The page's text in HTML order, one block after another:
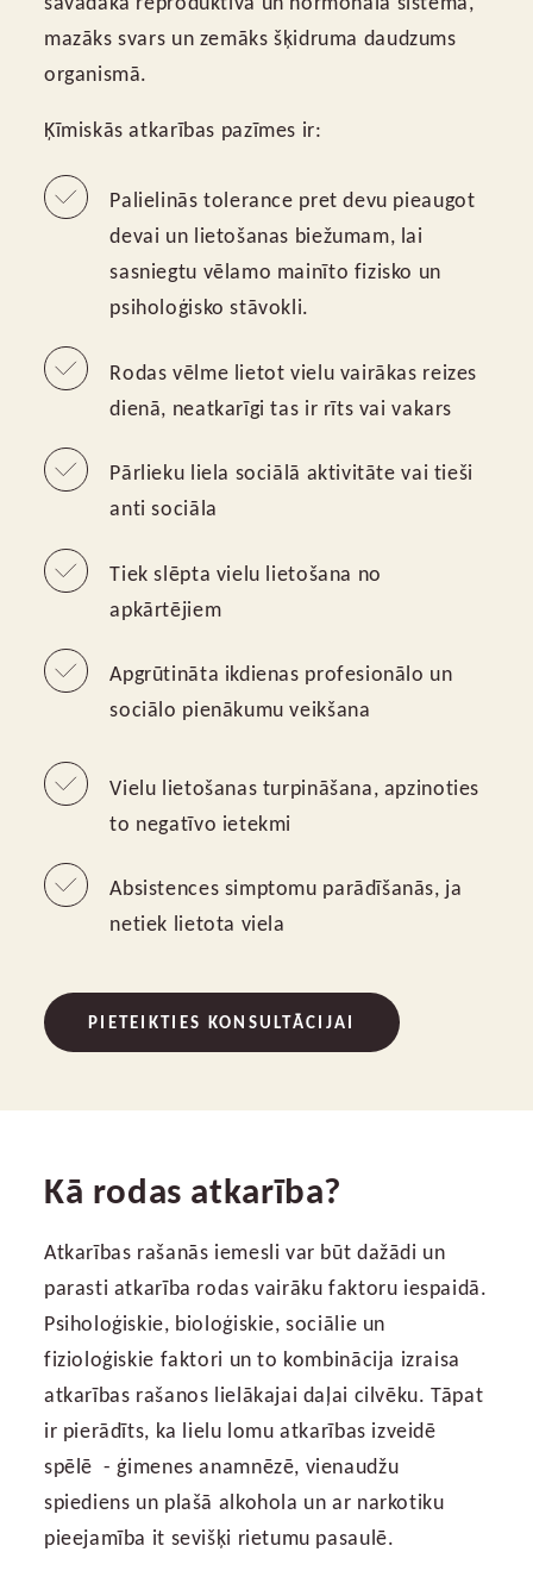
mazāks svars un zemāks šķidruma daudzums
organismā.
Ķīmiskās atkarības pazīmes ir:
Palielinās tolerance pret devu pieaugot
devai un lietošanas biežumam, lai
sasniegtu vēlamo mainīto fizisko un
psiholoģisko stāvokli.
Rodas vēlme lietot vielu vairākas reizes
dienā, neatkarīgi tas ir rīts vai vakars
Pārlieku liela sociālā aktivitāte vai tieši
anti sociāla
Tiek slēpta vielu lietošana no
apkārtējiem
Apgrūtināta ikdienas profesionālo un
sociālo pienākumu veikšana
Vielu lietošanas turpināšana, apzinoties
to negatīvo ietekmi
Absistences simptomu parādīšanās, ja
netiek lietota viela
PIETEIKTIES KONSULTĀCIJAI
Kā rodas atkarība?
Atkarības rašanās iemesli var būt dažādi un
parasti atkarība rodas vairāku faktoru iespaidā.
Psiholoģiskie, bioloģiskie, sociālie un
fizioloģiskie faktori un to kombinācija izraisa
atkarības rašanos lielākajai daļai cilvēku. Tāpat
ir pierādīts, ka lielu lomu atkarības izveidē
spēlē - ģimenes anamnēzē, vienaudžu
spiediens un plašā alkohola un ar narkotiku
pieejamība it sevišķi rietumu pasaulē.